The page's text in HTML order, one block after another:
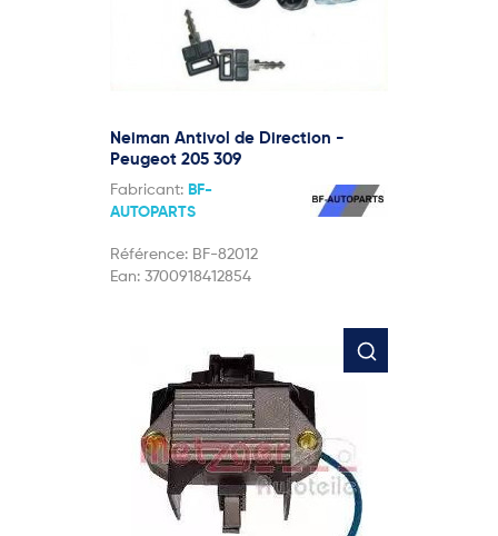
Neiman Antivol de Direction -
Peugeot 205 309
Fabricant: BF-
AUTOPARTS
Référence: BF-82012
Ean: 3700918412854